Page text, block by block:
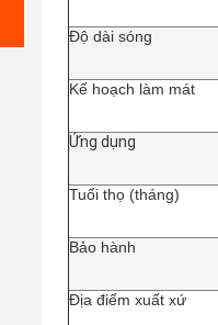
Độ dài sóng
Kế hoạch làm mát
Ứng dụng
Tuổi thọ (tháng)
Bảo hành
Địa điểm xuất xứ